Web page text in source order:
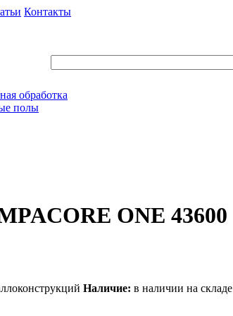
Контакты
обработка
полы
ONE 43600
Наличие: в наличии на складе